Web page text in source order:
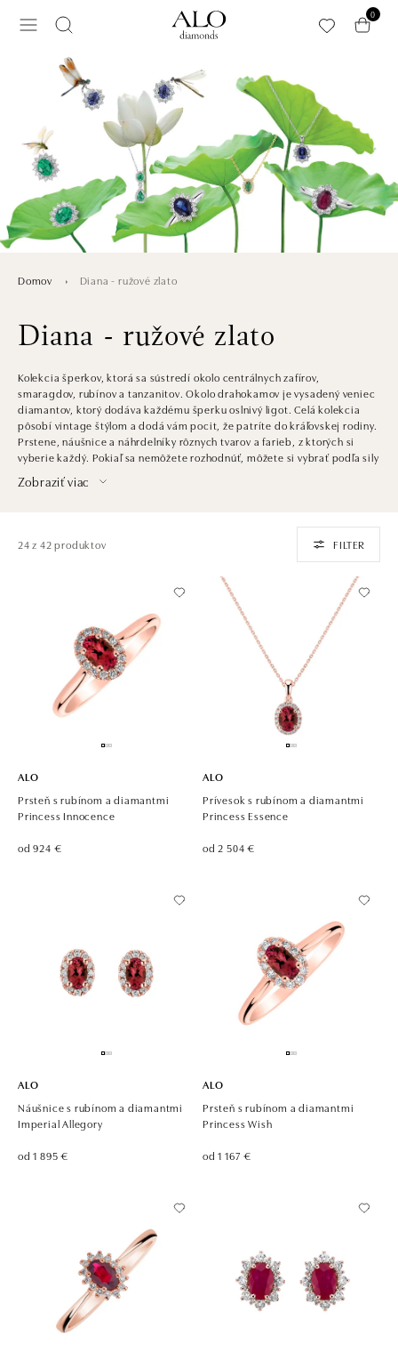
0
Domov Diana - ružové zlato
Diana - ružové zlato
Kolekcia šperkov, ktorá sa sústredí okolo centrálnych zafírov,
smaragdov, rubínov a tanzanitov. Okolo drahokamov je vysadený veniec
diamantov, ktorý dodáva každému šperku oslnivý ligot. Celá kolekcia
pôsobí vintage štýlom a dodá vám pocit, že patríte do kráľovskej rodiny.
Prstene, náušnice a náhrdelníky rôznych tvarov a farieb, z ktorých si
vyberie každý. Pokiaľ sa nemôžete rozhodnúť, môžete si vybrať podľa sily
Zobraziť viac
24 z 42 produktov FILTER
ALO
Prsteň s rubínom a diamantmi
Princess Innocence
od 924 €
ALO
Prívesok s rubínom a diamantmi
Princess Essence
od 2 504 €
ALO
Náušnice s rubínom a diamantmi
Imperial Allegory
od 1 895 €
ALO
Prsteň s rubínom a diamantmi
Princess Wish
od 1 167 €